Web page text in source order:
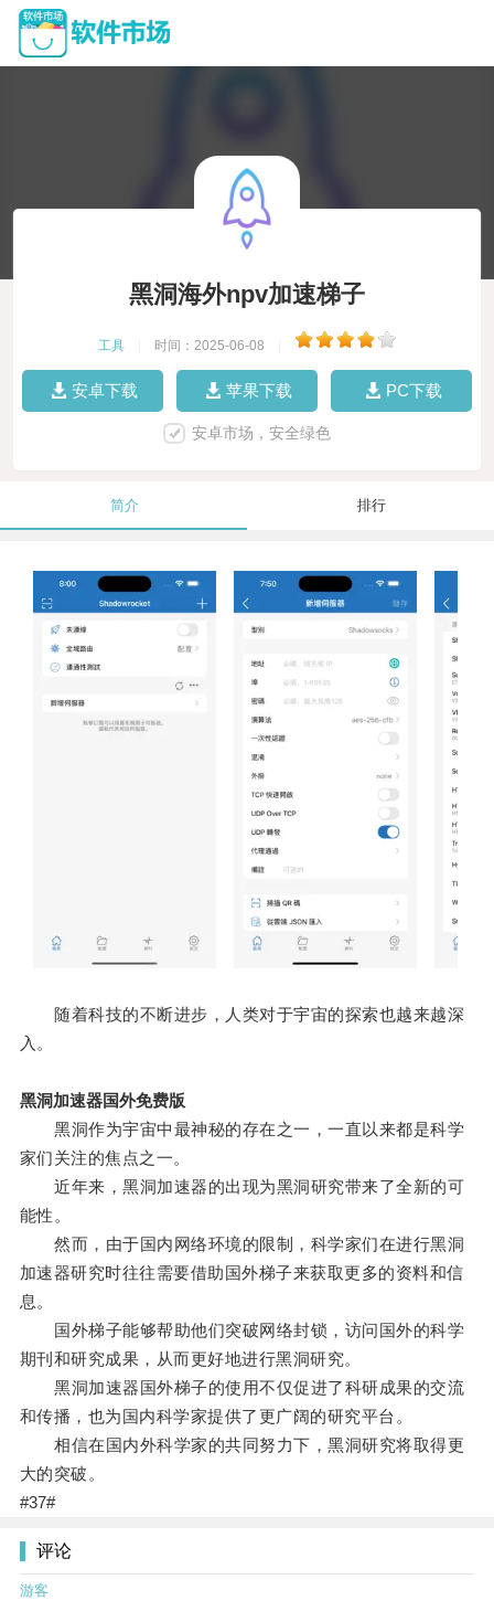
黑洞海外npv加速梯子
工具 时间：2025-06-08
安卓下载 苹果下载 PC下载
安卓市场，安全绿色
简介 排行
随着科技的不断进步，人类对于宇宙的探索也越来越深
入。
黑洞加速器国外免费版
黑洞作为宇宙中最神秘的存在之一，一直以来都是科学
家们关注的焦点之一。
近年来，黑洞加速器的出现为黑洞研究带来了全新的可
能性。
然而，由于国内网络环境的限制，科学家们在进行黑洞
加速器研究时往往需要借助国外梯子来获取更多的资料和信
息。
国外梯子能够帮助他们突破网络封锁，访问国外的科学
期刊和研究成果，从而更好地进行黑洞研究。
黑洞加速器国外梯子的使用不仅促进了科研成果的交流
和传播，也为国内科学家提供了更广阔的研究平台。
相信在国内外科学家的共同努力下，黑洞研究将取得更
大的突破。
#37#
评论
游客